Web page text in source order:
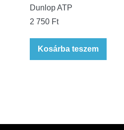
Dunlop ATP
2 750 Ft
Kosárba teszem